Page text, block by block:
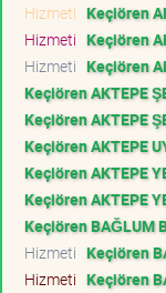
Hizmeti Keçiören
Hizmeti Keçiören
Hizmeti Keçiören
Keçiören AKTEPE
Keçiören AKTEPE
Keçiören AKTEPE
Keçiören AKTEPE
Keçiören AKTEPE
Keçiören BAĞLUM
Hizmeti Keçiören
Hizmeti Keçiören